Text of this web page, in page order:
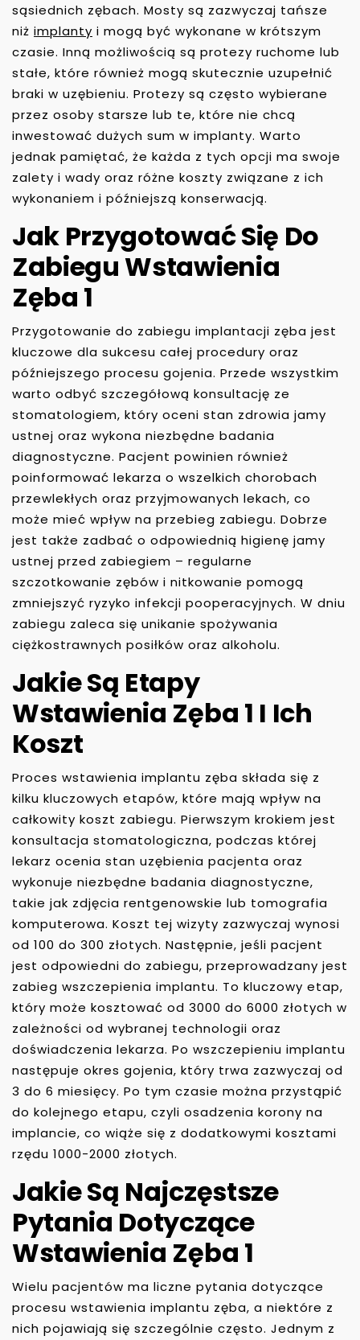
sąsiednich zębach. Mosty są zazwyczaj tańsze
niż implanty i mogą być wykonane w krótszym
czasie. Inną możliwością są protezy ruchome lub
stałe, które również mogą skutecznie uzupełnić
braki w uzębieniu. Protezy są często wybierane
przez osoby starsze lub te, które nie chcą
inwestować dużych sum w implanty. Warto
jednak pamiętać, że każda z tych opcji ma swoje
zalety i wady oraz różne koszty związane z ich
wykonaniem i późniejszą konserwacją.
Jak Przygotować Się Do
Zabiegu Wstawienia
Zęba 1
Przygotowanie do zabiegu implantacji zęba jest
kluczowe dla sukcesu całej procedury oraz
późniejszego procesu gojenia. Przede wszystkim
warto odbyć szczegółową konsultację ze
stomatologiem, który oceni stan zdrowia jamy
ustnej oraz wykona niezbędne badania
diagnostyczne. Pacjent powinien również
poinformować lekarza o wszelkich chorobach
przewlekłych oraz przyjmowanych lekach, co
może mieć wpływ na przebieg zabiegu. Dobrze
jest także zadbać o odpowiednią higienę jamy
ustnej przed zabiegiem – regularne
szczotkowanie zębów i nitkowanie pomogą
zmniejszyć ryzyko infekcji pooperacyjnych. W dniu
zabiegu zaleca się unikanie spożywania
ciężkostrawnych posiłków oraz alkoholu.
Jakie Są Etapy
Wstawienia Zęba 1 I Ich
Koszt
Proces wstawienia implantu zęba składa się z
kilku kluczowych etapów, które mają wpływ na
całkowity koszt zabiegu. Pierwszym krokiem jest
konsultacja stomatologiczna, podczas której
lekarz ocenia stan uzębienia pacjenta oraz
wykonuje niezbędne badania diagnostyczne,
takie jak zdjęcia rentgenowskie lub tomografia
komputerowa. Koszt tej wizyty zazwyczaj wynosi
od 100 do 300 złotych. Następnie, jeśli pacjent
jest odpowiedni do zabiegu, przeprowadzany jest
zabieg wszczepienia implantu. To kluczowy etap,
który może kosztować od 3000 do 6000 złotych w
zależności od wybranej technologii oraz
doświadczenia lekarza. Po wszczepieniu implantu
następuje okres gojenia, który trwa zazwyczaj od
3 do 6 miesięcy. Po tym czasie można przystąpić
do kolejnego etapu, czyli osadzenia korony na
implancie, co wiąże się z dodatkowymi kosztami
rzędu 1000-2000 złotych.
Jakie Są Najczęstsze
Pytania Dotyczące
Wstawienia Zęba 1
Wielu pacjentów ma liczne pytania dotyczące
procesu wstawienia implantu zęba, a niektóre z
nich pojawiają się szczególnie często. Jednym z